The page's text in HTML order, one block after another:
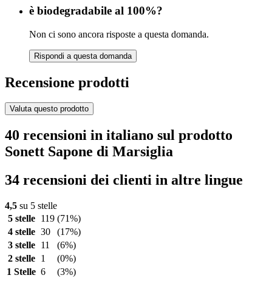
è biodegradabile al 100%?
Non ci sono ancora risposte a questa domanda.
Rispondi a questa domanda
Recensione prodotti
Valuta questo prodotto
40 recensioni in italiano sul prodotto
Sonett Sapone di Marsiglia
34 recensioni dei clienti in altre lingue
4,5 su 5 stelle
5 stelle
119 (71%)
4 stelle 30
(17%)
3 stelle
11
(6%)
2 stelle
1
(0%)
1 Stelle 6 (3%)